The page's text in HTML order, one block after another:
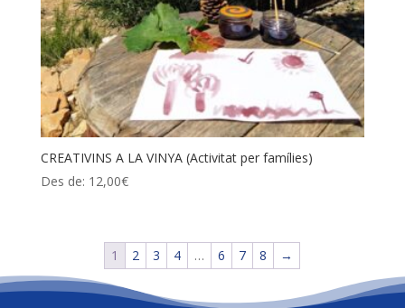
CREATIVINS A LA VINYA (Activitat per famílies)
Des de: 12,00€
1 2 3 4 … 6 7 8 →